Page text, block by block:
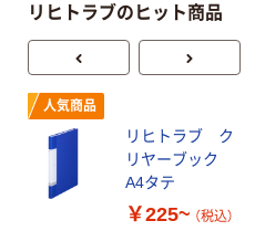
リヒトラブのヒット商品
人気商品
リヒトラブ ク
リヤーブック
A4タテ
￥225~ （税込）